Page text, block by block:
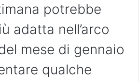
potrebbe
adatta nell’arco
mese di gennaio
qualche